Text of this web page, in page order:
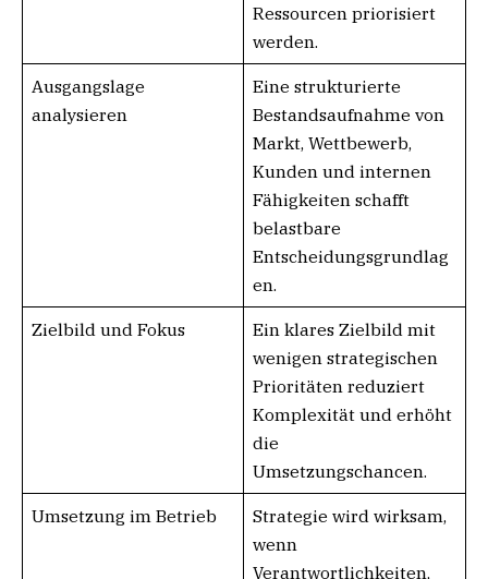
Ressourcen priorisiert
werden.
Ausgangslage
analysieren
Eine strukturierte
Bestandsaufnahme von
Markt, Wettbewerb,
Kunden und internen
Fähigkeiten schafft
belastbare
Entscheidungsgrundlag
en.
Zielbild und Fokus
Ein klares Zielbild mit
wenigen strategischen
Prioritäten reduziert
Komplexität und erhöht
die
Umsetzungschancen.
Umsetzung im Betrieb
Strategie wird wirksam,
wenn
Verantwortlichkeiten,